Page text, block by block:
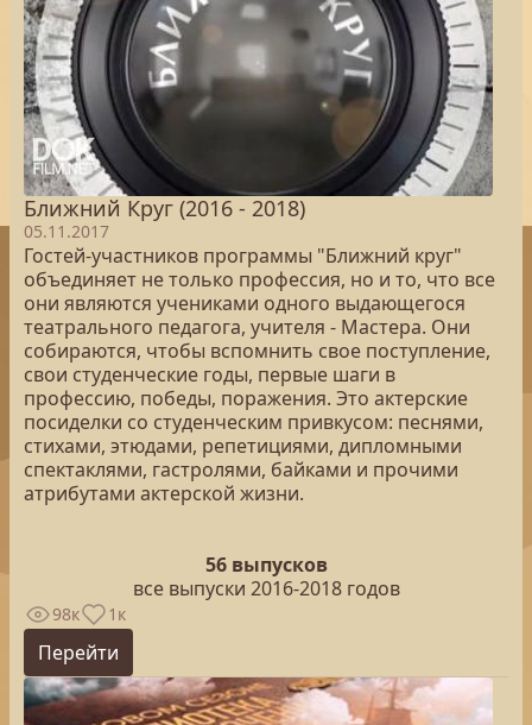
Ближний Круг (2016 - 2018)
05.11.2017
Гостей-участников программы "Ближний круг"
объединяет не только профессия, но и то, что все
они являются учениками одного выдающегося
театрального педагога, учителя - Мастера. Они
собираются, чтобы вспомнить свое поступление,
свои студенческие годы, первые шаги в
профессию, победы, поражения. Это актерские
посиделки со студенческим привкусом: песнями,
стихами, этюдами, репетициями, дипломными
спектаклями, гастролями, байками и прочими
атрибутами актерской жизни.
56 выпусков
все выпуски 2016-2018 годов
98к 1к
Перейти